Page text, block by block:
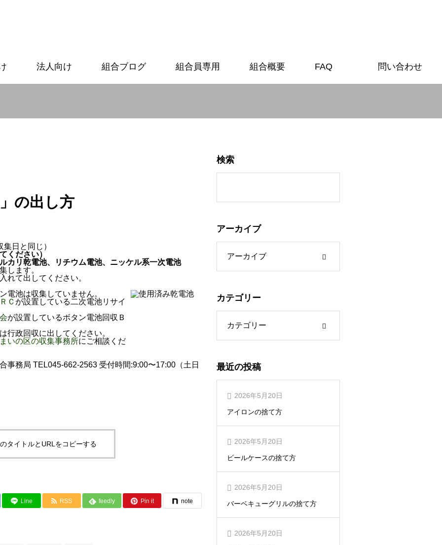
法人向け 組合ブログ 組合員専用 組合概要 FAQ 問い合わせ
の出し方
日と同じ）
ください）
カリ乾電池、リチウム電池、ニッケル系一次電池
します。
れて出してください。
池は収集していません。
Ｃ が設置している二次電池リサイ
が設置しているボタン電池回収Ｂ
行政回収に出してください。
いの区の収集事務所にご相談くだ
タイトルとURLをコピーする
Line RSS feedly Pin it note
検索
アーカイブ
カテゴリー
最近の投稿
アイロンの捨て方
2026年5月20日
ビールケースの捨て方
2026年5月20日
バーベキューグリルの捨て方
2026年5月20日
2026年5月20日